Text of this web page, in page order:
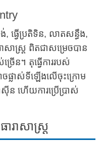
ង់, ធ្វើប្រតិទិន, លាតសន្ធឹង,
ស្ត្រ ពិតជាសម្រេចបាន
ើន។ តុធ្វើការរបស់
ផ្លាស់ទីឡើងលើចុះក្រោម
ន ហើយការប្រើប្រាស់
រាសាស្ត្រ